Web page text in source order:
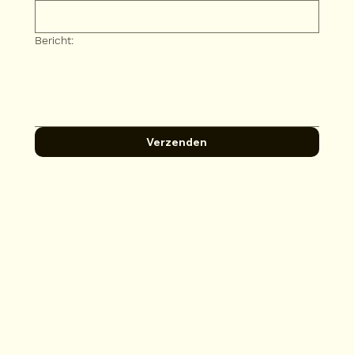
Bericht:
Verzenden